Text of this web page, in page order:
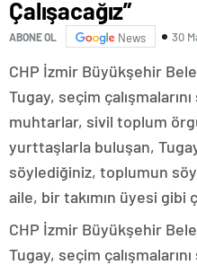
Çalışacağız”
ABONE OL News 30
CHP İzmir Büyükşehir
Tugay, seçim
muhtarlar, sivil toplum
yurttaşlarla buluşan,
söylediğiniz, toplumun
aile, bir takımın üyesi gibi
CHP İzmir Büyükşehir
Tugay, seçim